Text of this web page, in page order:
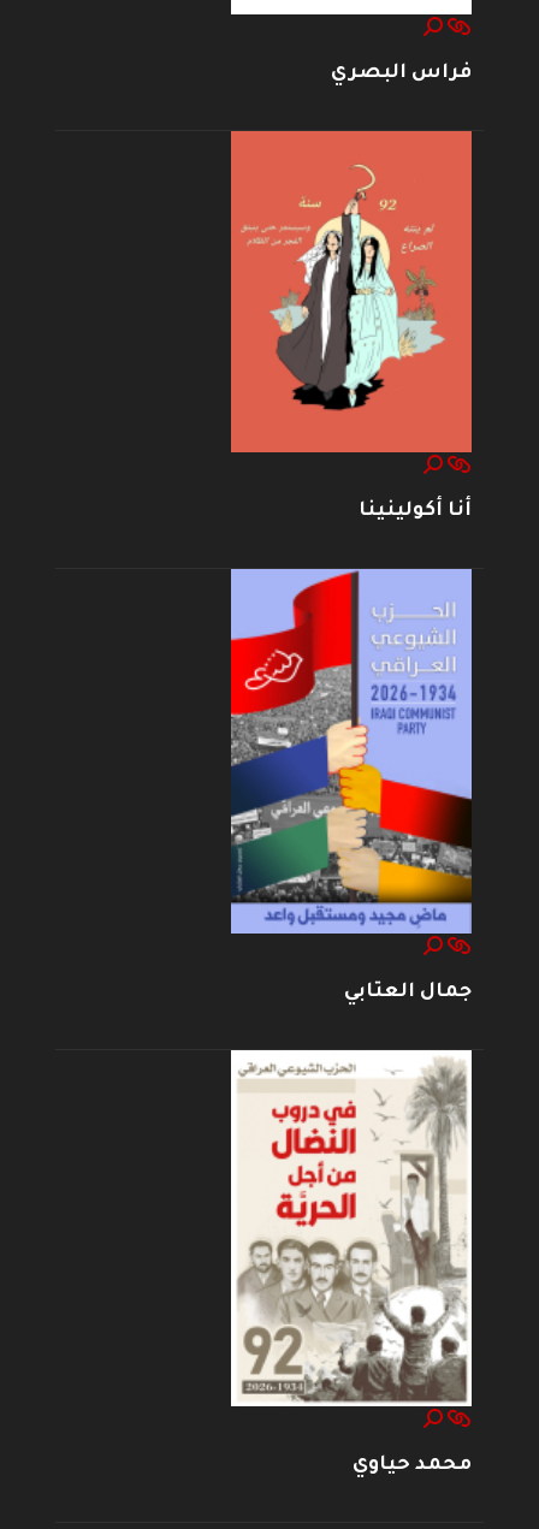
فراس البصري
أنا أكولينينا
جمال العتابي
محمد حياوي